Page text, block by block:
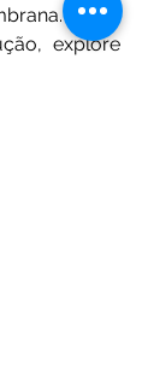
Para
explore